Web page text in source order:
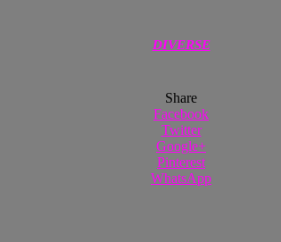
DIVERSE
Share
Facebook
Twitter
Google+
Pinterest
WhatsApp